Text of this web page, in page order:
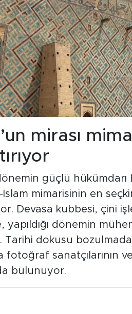
mirası
güçlü
mimarisinin en
Devasa kubbesi, çini
dönemin
Tarihi dokusu
sanatçılarının
bulunuyor.